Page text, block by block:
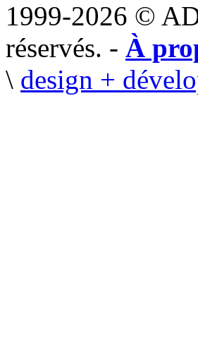
1999-2026 ©
réservés. - À
\ design +